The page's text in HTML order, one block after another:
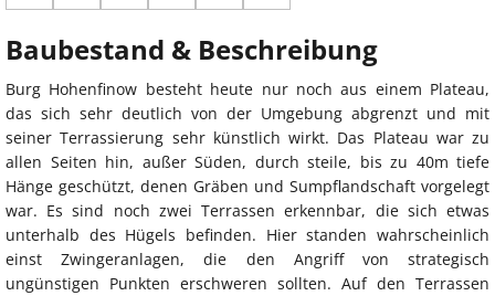
Baubestand & Beschreibung
Burg Hohenfinow besteht heute nur noch aus einem Plateau,
das sich sehr deutlich von der Umgebung abgrenzt und mit
seiner Terrassierung sehr künstlich wirkt. Das Plateau war zu
allen Seiten hin, außer Süden, durch steile, bis zu 40m tiefe
Hänge geschützt, denen Gräben und Sumpflandschaft vorgelegt
war. Es sind noch zwei Terrassen erkennbar, die sich etwas
unterhalb des Hügels befinden. Hier standen wahrscheinlich
einst Zwingeranlagen, die den Angriff von strategisch
ungünstigen Punkten erschweren sollten. Auf den Terrassen